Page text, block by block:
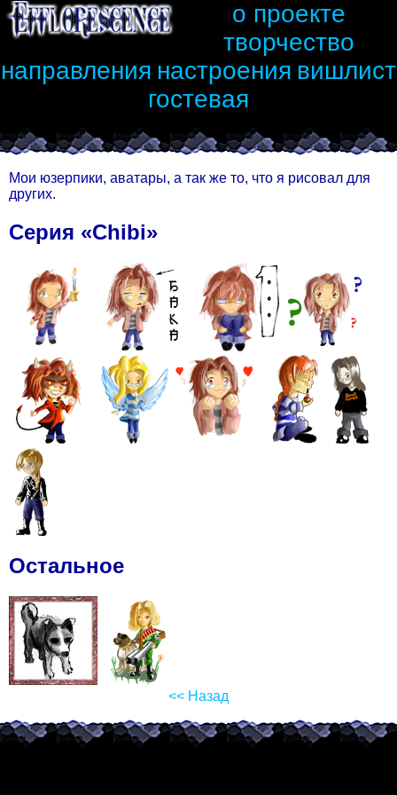
о проекте
творчество
направления настроения вишлист
гостевая
Мои юзерпики, аватары, а так же то, что я рисовал для
других.
Серия «Chibi»
Остальное
<< Назад